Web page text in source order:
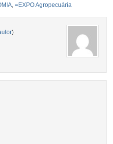
,=EXPO Agropecuária
)